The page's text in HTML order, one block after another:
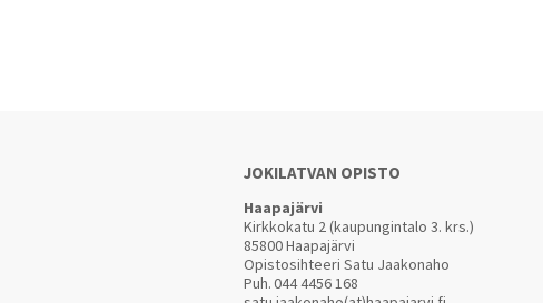
JOKILATVAN OPISTO
Haapajärvi
Kirkkokatu 2 (kaupungintalo 3. krs.)
85800 Haapajärvi
Opistosihteeri Satu Jaakonaho
Puh.044 4456 168